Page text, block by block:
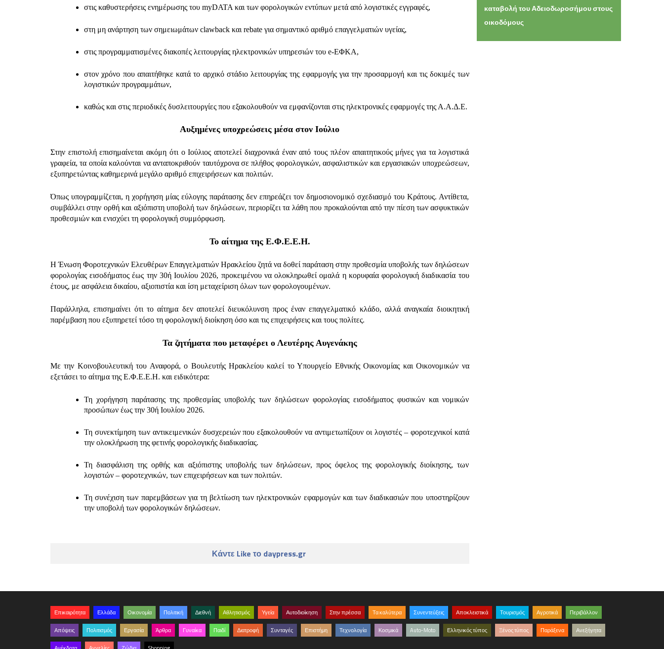
στις καθυστερήσεις ενημέρωσης του myDATA και των φορολογικών εντύπων μετά από λογιστικές εγγραφές,
στη μη ανάρτηση των σημειωμάτων clawback και rebate για σημαντικό αριθμό επαγγελματιών υγείας,
στις προγραμματισμένες διακοπές λειτουργίας ηλεκτρονικών υπηρεσιών του e-ΕΦΚΑ,
στον χρόνο που απαιτήθηκε κατά το αρχικό στάδιο λειτουργίας της εφαρμογής για την προσαρμογή και τις δοκιμές των
λογιστικών προγραμμάτων,
καθώς και στις περιοδικές δυσλειτουργίες που εξακολουθούν να εμφανίζονται στις ηλεκτρονικές εφαρμογές της Α.Α.Δ.Ε.
Αυξημένες υποχρεώσεις μέσα στον Ιούλιο
Στην επιστολή επισημαίνεται ακόμη ότι ο Ιούλιος αποτελεί διαχρονικά έναν από τους πλέον απαιτητικούς μήνες για τα λογιστικά
γραφεία, τα οποία καλούνται να ανταποκριθούν ταυτόχρονα σε πλήθος φορολογικών, ασφαλιστικών και εργασιακών υποχρεώσεων,
εξυπηρετώντας καθημερινά μεγάλο αριθμό επιχειρήσεων και πολιτών.
Όπως υπογραμμίζεται, η χορήγηση μίας εύλογης παράτασης δεν επηρεάζει τον δημοσιονομικό σχεδιασμό του Κράτους. Αντίθετα,
συμβάλλει στην ορθή και αξιόπιστη υποβολή των δηλώσεων, περιορίζει τα λάθη που προκαλούνται από την πίεση των ασφυκτικών
προθεσμιών και ενισχύει τη φορολογική συμμόρφωση.
Το αίτημα της Ε.Φ.Ε.Ε.Η.
Η Ένωση Φοροτεχνικών Ελευθέρων Επαγγελματιών Ηρακλείου ζητά να δοθεί παράταση στην προθεσμία υποβολής των δηλώσεων
φορολογίας εισοδήματος έως την 30ή Ιουλίου 2026, προκειμένου να ολοκληρωθεί ομαλά η κορυφαία φορολογική διαδικασία του
έτους, με ασφάλεια δικαίου, αξιοπιστία και ίση μεταχείριση όλων των φορολογουμένων.
Παράλληλα, επισημαίνει ότι το αίτημα δεν αποτελεί διευκόλυνση προς έναν επαγγελματικό κλάδο, αλλά αναγκαία διοικητική
παρέμβαση που εξυπηρετεί τόσο τη φορολογική διοίκηση όσο και τις επιχειρήσεις και τους πολίτες.
Τα ζητήματα που μεταφέρει ο Λευτέρης Αυγενάκης
Με την Κοινοβουλευτική του Αναφορά, ο Βουλευτής Ηρακλείου καλεί το Υπουργείο Εθνικής Οικονομίας και Οικονομικών να
εξετάσει το αίτημα της Ε.Φ.Ε.Ε.Η. και ειδικότερα:
Τη χορήγηση παράτασης της προθεσμίας υποβολής των δηλώσεων φορολογίας εισοδήματος φυσικών και νομικών
προσώπων έως την 30ή Ιουλίου 2026.
Τη συνεκτίμηση των αντικειμενικών δυσχερειών που εξακολουθούν να αντιμετωπίζουν οι λογιστές – φοροτεχνικοί κατά
την ολοκλήρωση της φετινής φορολογικής διαδικασίας.
Τη διασφάλιση της ορθής και αξιόπιστης υποβολής των δηλώσεων, προς όφελος της φορολογικής διοίκησης, των
λογιστών – φοροτεχνικών, των επιχειρήσεων και των πολιτών.
Τη συνέχιση των παρεμβάσεων για τη βελτίωση των ηλεκτρονικών εφαρμογών και των διαδικασιών που υποστηρίζουν
την υποβολή των φορολογικών δηλώσεων.
Κάντε Like το daypress.gr
καταβολή του Αδειοδωροσήμου στους
οικοδόμους
Επικαιρότητα Ελλάδα Οικονομία Πολιτική Διεθνή Αθλητισμός Υγεία Αυτοδιοίκηση Στην πρέσσα Τα καλύτερα Συνεντεύξεις Αποκλειστικά Τουρισμός Αγροτικά Περιβάλλον
Απόψεις Πολιτισμός Εργασία Άρθρα Γυναίκα Παιδί Διατροφή Συνταγές Επιστήμη Τεχνολογία Κοσμικά Auto-Moto Ελληνικός τύπος Ξένος τύπος Παράξενα Ανεξήγητα